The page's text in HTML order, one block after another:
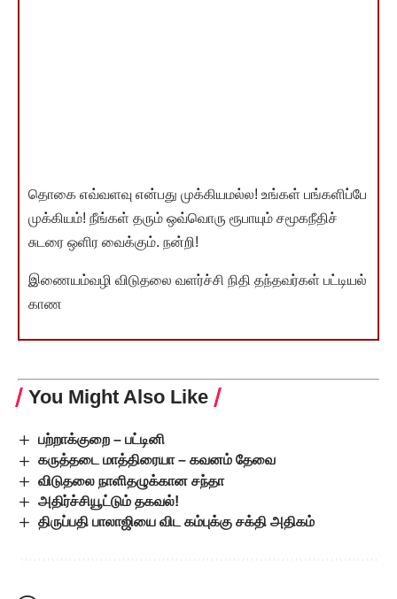
தொகை எவ்வளவு என்பது முக்கியமல்ல! உங்கள் பங்களிப்பே
முக்கியம்! நீங்கள் தரும் ஒவ்வொரு ரூபாயும் சமூகநீதிச்
சுடரை ஒளிர வைக்கும். நன்றி!
இணையம்வழி விடுதலை வளர்ச்சி நிதி தந்தவர்கள் பட்டியல்
காண
You Might Also Like
பற்றாக்குறை – பட்டினி
கருத்தடை மாத்திரையா – கவனம் தேவை
விடுதலை நாளிதழுக்கான சந்தா
அதிர்ச்சியூட்டும் தகவல்!
திருப்பதி பாலாஜியை விட கம்புக்கு சக்தி அதிகம்